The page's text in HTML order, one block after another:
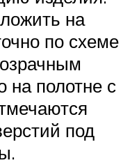
на
по схеме
на полотне с
под